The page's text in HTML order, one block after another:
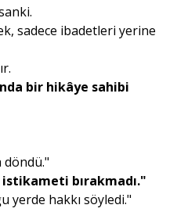
sadece ibadetleri yerine
bir hikâye sahibi
istikameti bırakmadı."
yerde hakkı söyledi."